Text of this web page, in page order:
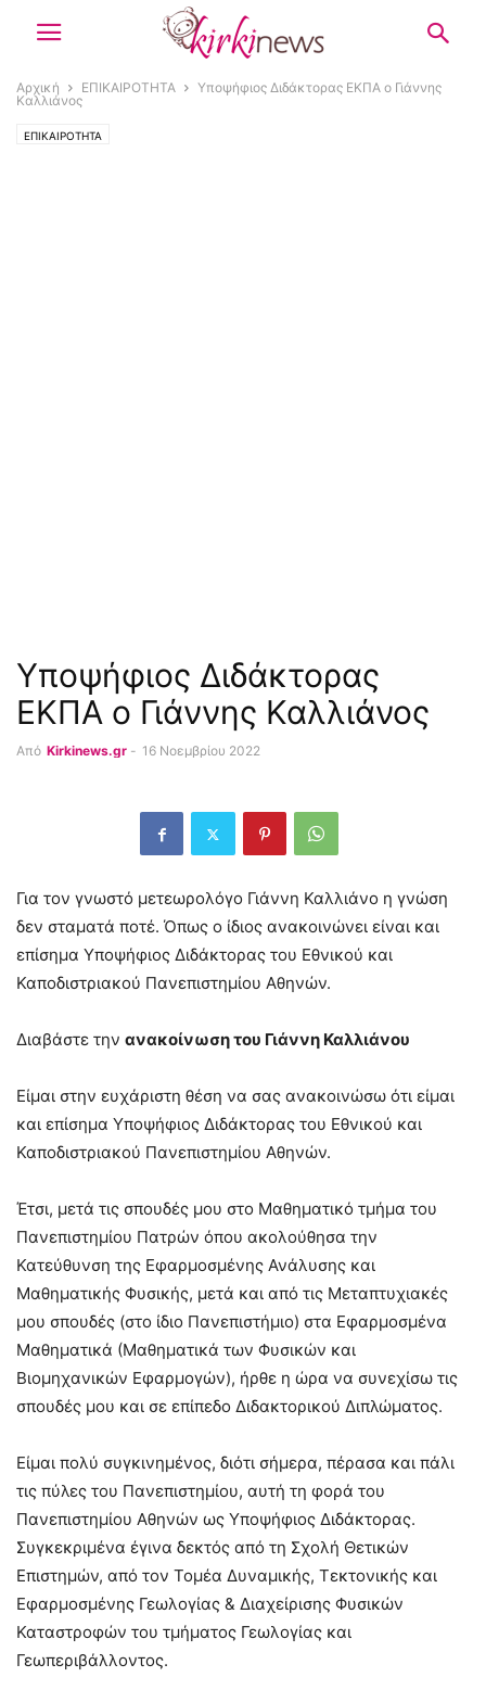
Αρχική ΕΠΙΚΑΙΡΟΤΗΤΑ
Υποψήφιος Διδάκτορας ΕΚΠΑ ο Γιάννης
Καλλιάνος
ΕΠΙΚΑΙΡΟΤΗΤΑ
Υποψήφιος Διδάκτορας
ΕΚΠΑ ο Γιάννης Καλλιάνος
Από Kirkinews.gr - 16 Νοεμβρίου 2022
Για τον γνωστό μετεωρολόγο Γιάννη Καλλιάνο η γνώση
δεν σταματά ποτέ. Όπως ο ίδιος ανακοινώνει είναι και
επίσημα Υποψήφιος Διδάκτορας του Εθνικού και
Καποδιστριακού Πανεπιστημίου Αθηνών.
Διαβάστε την ανακοίνωση του Γιάννη Καλλιάνου
Είμαι στην ευχάριστη θέση να σας ανακοινώσω ότι είμαι
και επίσημα Υποψήφιος Διδάκτορας του Εθνικού και
Καποδιστριακού Πανεπιστημίου Αθηνών.
Έτσι, μετά τις σπουδές μου στο Μαθηματικό τμήμα του
Πανεπιστημίου Πατρών όπου ακολούθησα την
Κατεύθυνση της Εφαρμοσμένης Ανάλυσης και
Μαθηματικής Φυσικής, μετά και από τις Μεταπτυχιακές
μου σπουδές (στο ίδιο Πανεπιστήμιο) στα Εφαρμοσμένα
Μαθηματικά (Μαθηματικά των Φυσικών και
Βιομηχανικών Εφαρμογών), ήρθε η ώρα να συνεχίσω τις
σπουδές μου και σε επίπεδο Διδακτορικού Διπλώματος.
Είμαι πολύ συγκινημένος, διότι σήμερα, πέρασα και πάλι
τις πύλες του Πανεπιστημίου, αυτή τη φορά του
Πανεπιστημίου Αθηνών ως Υποψήφιος Διδάκτορας.
Συγκεκριμένα έγινα δεκτός από τη Σχολή Θετικών
Επιστημών, από τον Τομέα Δυναμικής, Τεκτονικής και
Εφαρμοσμένης Γεωλογίας & Διαχείρισης Φυσικών
Καταστροφών του τμήματος Γεωλογίας και
Γεωπεριβάλλοντος.